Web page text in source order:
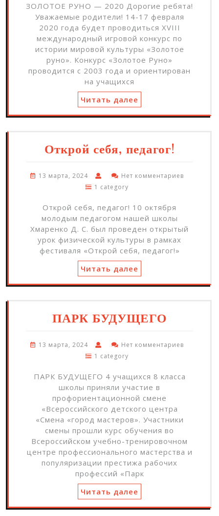
ЗОЛОТОЕ РУНО — 2020 Дорогие ребята!
Уважаемые родители! 14-17 февраля
2020 года будет проводиться XVIII
международный игровой конкурс по
истории мировой культуры «Золотое
руно». Конкурс «Золотое Руно»
проводится с 2003 года и ориентирован
на учащихся
Читать далее
Открой себя, педагог!
13 марта, 2024
Нет комментариев
1 category
Открой себя, педагог! 10 октября
молодым педагогом нашей школы
Хмаренко Д. С. был проведен открытый
урок физической культуры в рамках
фестиваля «Открой себя, педагог!»
Читать далее
ПАРК БУДУЩЕГО
13 марта, 2024
Нет комментариев
1 category
ПАРК БУДУЩЕГО 4 учащихся 8 класса
школы приняли участие в
профориентационной смене
«Всероссийского детского центра
«Смена «город мастеров». Участники
смены прошли курс обучения во
Всероссийском учебно-тренировочном
центре профессионального мастерства и
популяризации престижа рабочих
профессий «Парк
Читать далее